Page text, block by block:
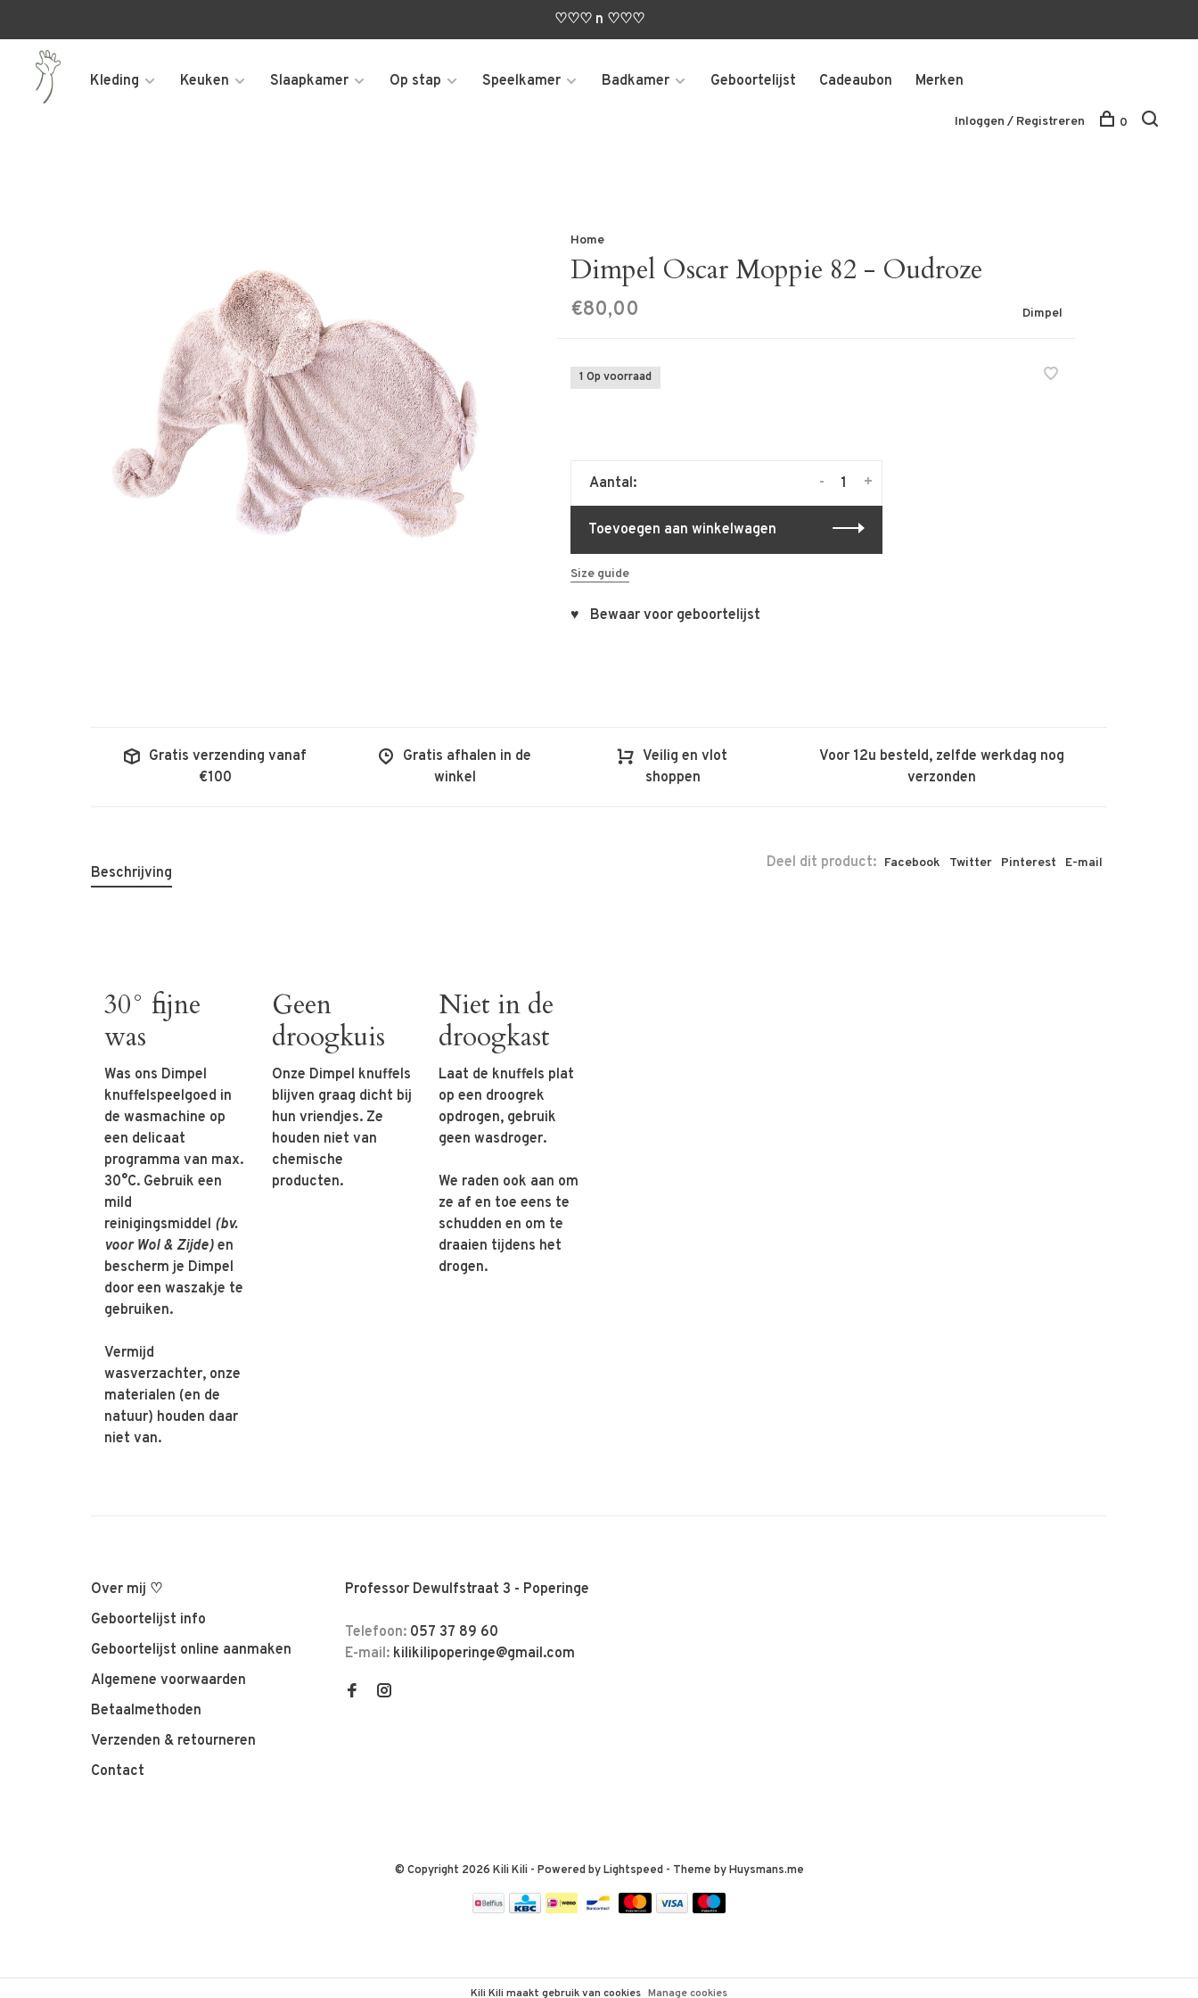
♡♡♡ n ♡♡♡
Kleding Keuken Slaapkamer Op stap Speelkamer Badkamer Geboortelijst Cadeaubon Merken
Inloggen / Registreren 0
Home
Dimpel Oscar Moppie 82 - Oudroze
€80,00 Dimpel
1 Op voorraad
Aantal: +
-
Toevoegen aan winkelwagen
Size guide
♥ Bewaar voor geboortelijst
Gratis verzending vanaf
€100
Gratis afhalen in de
winkel
Veilig en vlot
shoppen
Voor 12u besteld, zelfde werkdag nog
verzonden
Deel dit product: Facebook Twitter Pinterest E-mail
Beschrijving
30° fijne
was
Was ons Dimpel
knuffelspeelgoed in
de wasmachine op
een delicaat
programma van max.
30°C. Gebruik een
mild
reinigingsmiddel (bv.
voor Wol & Zijde) en
bescherm je Dimpel
door een waszakje te
gebruiken.
Vermijd
wasverzachter, onze
materialen (en de
natuur) houden daar
niet van.
Geen
droogkuis
Onze Dimpel knuffels
blijven graag dicht bij
hun vriendjes. Ze
houden niet van
chemische
producten.
Niet in de
droogkast
Laat de knuffels plat
op een droogrek
opdrogen, gebruik
geen wasdroger.
We raden ook aan om
ze af en toe eens te
schudden en om te
draaien tijdens het
drogen.
Over mij ♡
Geboortelijst info
Geboortelijst online aanmaken
Algemene voorwaarden
Betaalmethoden
Verzenden & retourneren
Contact
Professor Dewulfstraat 3 - Poperinge
Telefoon: 057 37 89 60
E-mail: kilikilipoperinge@gmail.com
© Copyright 2026 Kili Kili - Powered byLightspeed- Theme byHuysmans.me
Kili Kili maakt gebruik van cookies Manage cookies